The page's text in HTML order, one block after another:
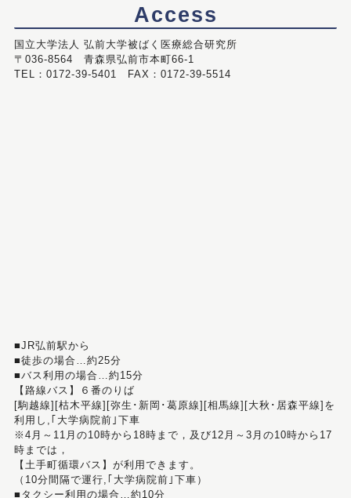
Access
国立大学法人 弘前大学被ばく医療総合研究所
〒036-8564 青森県弘前市本町66-1
TEL：0172-39-5401 FAX：0172-39-5514
■JR弘前駅から
■徒歩の場合…約25分
■バス利用の場合…約15分
【路線バス】６番のりば
[駒越線][枯木平線][弥生･新岡･葛原線][相馬線][大秋･居森平線]を
利用し,｢大学病院前｣下車
※4月～11月の10時から18時まで，及び12月～3月の10時から17
時までは，
【土手町循環バス】が利用できます。
（10分間隔で運行,｢大学病院前｣下車）
■タクシー利用の場合…約10分